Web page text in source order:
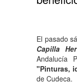
El pasado
Capilla
Andalucía
"Pinturas,
de Cudeca.